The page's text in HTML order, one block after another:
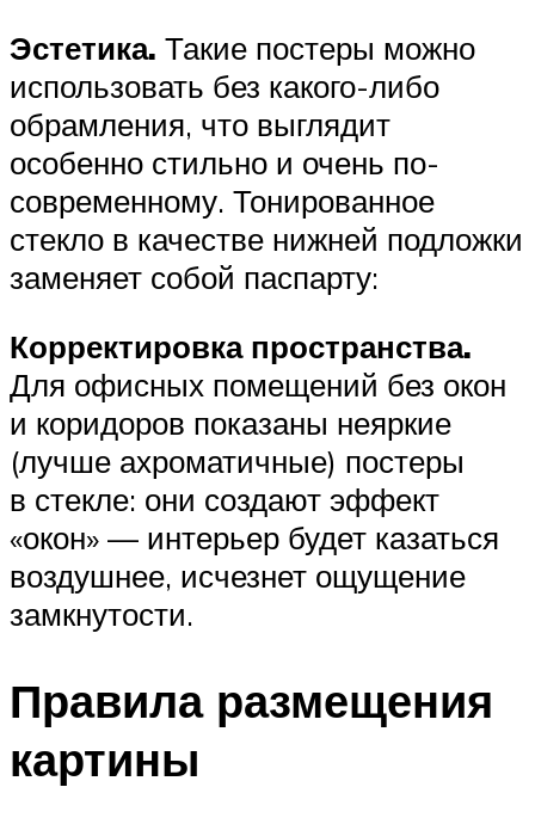
Эстетика. Такие постеры можно
использовать без какого-либо
обрамления, что выглядит
особенно стильно и очень по-
современному. Тонированное
стекло в качестве нижней подложки
заменяет собой паспарту:
Корректировка пространства.
Для офисных помещений без окон
и коридоров показаны неяркие
(лучше ахроматичные) постеры
в стекле: они создают эффект
«окон» — интерьер будет казаться
воздушнее, исчезнет ощущение
замкнутости.
Правила размещения
картины